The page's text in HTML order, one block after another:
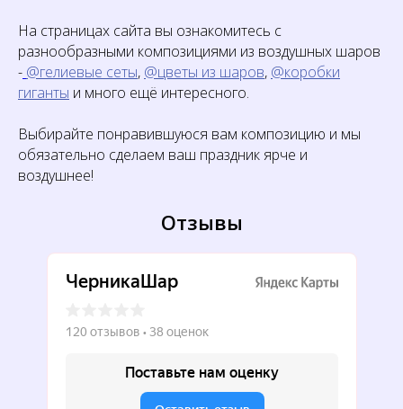
На страницах сайта вы ознакомитесь с
разнообразными композициями из воздушных шаров
- @гелиевые сеты, @цветы из шаров, @коробки
гиганты и много ещё интересного.
Выбирайте понравившуюся вам композицию и мы
обязательно сделаем ваш праздник ярче и
воздушнее!
Отзывы